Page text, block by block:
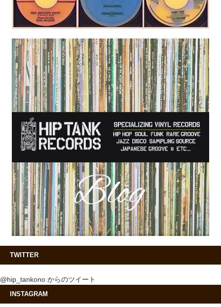
TWITTER
@hip_tankono からのツイート
INSTAGRAM